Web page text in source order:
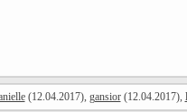
(12.04.2017), gansior(12.04.2017),